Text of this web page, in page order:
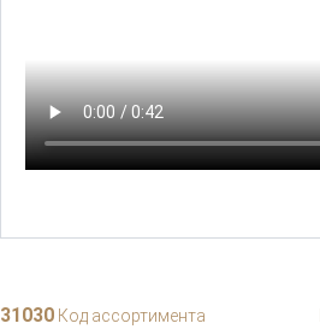
31030Код ассортимента